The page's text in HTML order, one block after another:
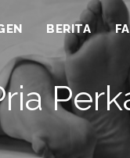
BERITA